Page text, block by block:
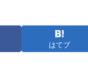
はてブ